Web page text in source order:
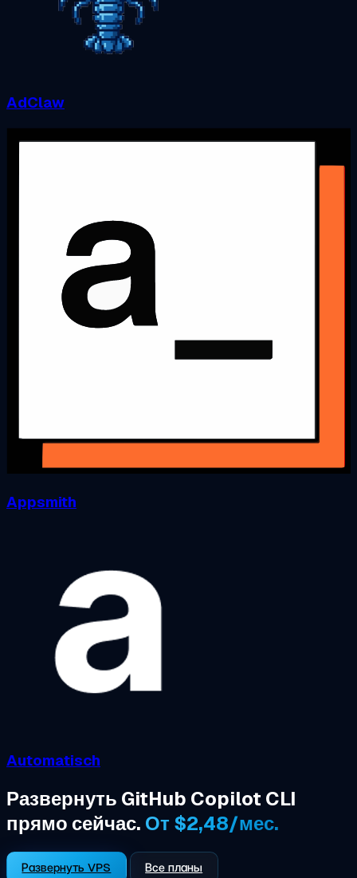
AdClaw
Appsmith
Automatisch
Развернуть GitHub Copilot CLI
прямо сейчас. От $2,48/мес.
Развернуть VPS Все планы